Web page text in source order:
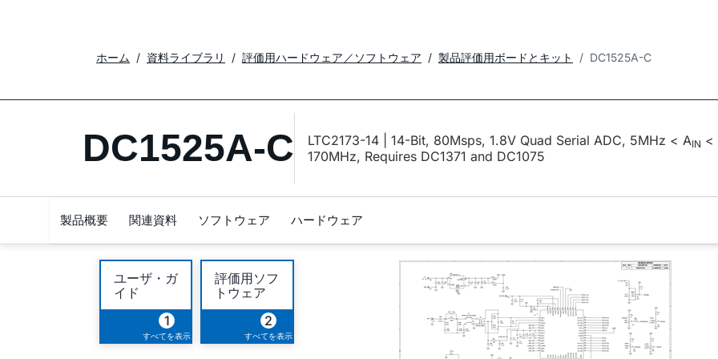
ホーム 資料ライブラリ 評価用ハードウェア／ソフトウェア 製品評価用ボードとキット DC1525A-C
DC1525A-C LTC2173-14 | 14-Bit, 80Msps, 1.8V Quad Serial ADC, 5MHz < AIN <
170MHz, Requires DC1371 and DC1075
製品概要 関連資料 ソフトウェア ハードウェア
ユーザ・ガ
イド
1
すべてを表示
評価用ソフ
トウェア
2
すべてを表示